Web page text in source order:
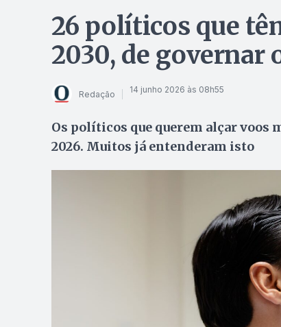
26 políticos que
2030, de governar
Redação 14 junho 2026 às 08h55
Os políticos que querem alçar voos
2026. Muitos já entenderam isto